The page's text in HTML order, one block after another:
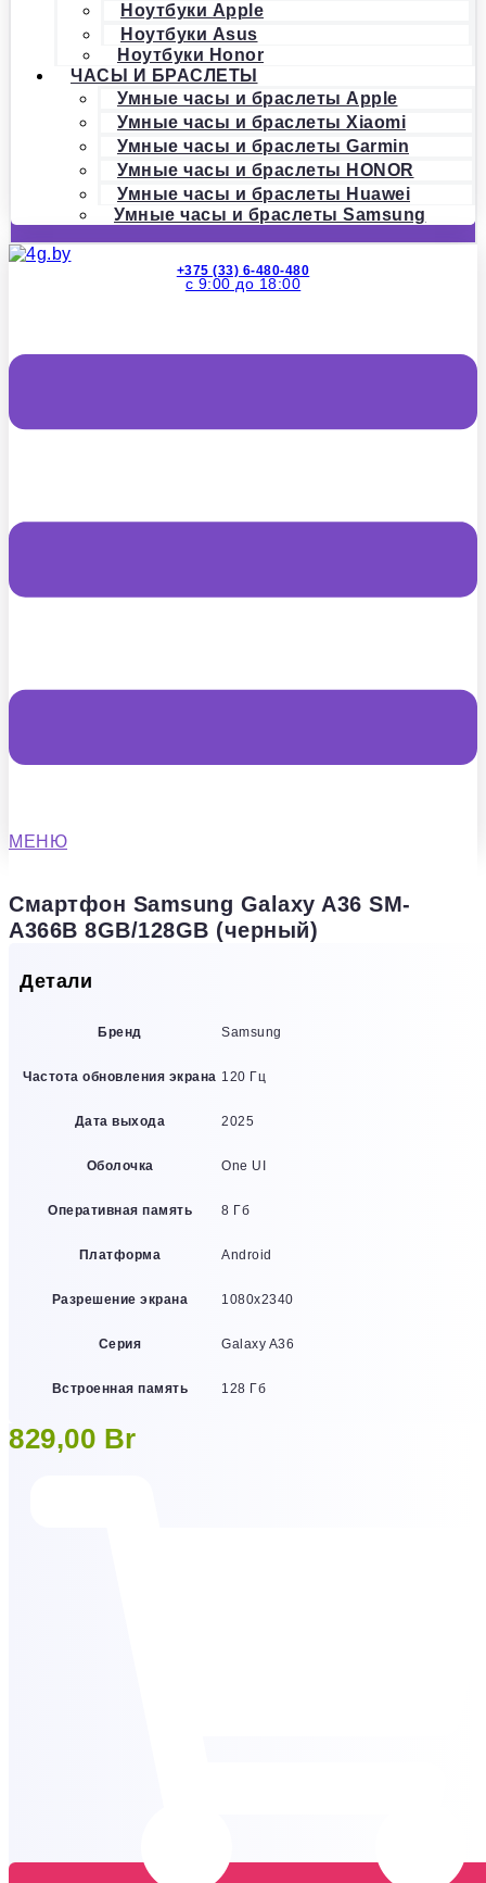
Ноутбуки Apple
Ноутбуки Asus
Ноутбуки Honor
ЧАСЫ И БРАСЛЕТЫ
Умные часы и браслеты Apple
Умные часы и браслеты Xiaomi
Умные часы и браслеты Garmin
Умные часы и браслеты HONOR
Умные часы и браслеты Huawei
Умные часы и браслеты Samsung
+375 (33) 6-480-480
с 9:00 до 18:00
МЕНЮ
Смартфон Samsung Galaxy A36 SM-
A366B 8GB/128GB (черный)
Детали
Бренд Samsung
Частота обновления экрана 120 Гц
Дата выхода 2025
Оболочка One UI
Оперативная память 8 Гб
Платформа Android
Разрешение экрана 1080х2340
Серия Galaxy A36
Встроенная память 128 Гб
829,00 Br